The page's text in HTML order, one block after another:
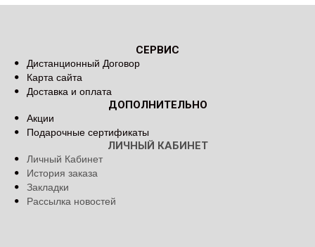
СЕРВИС
Дистанционный Договор
Карта сайта
Доставка и оплата
ДОПОЛНИТЕЛЬНО
Акции
Подарочные сертификаты
ЛИЧНЫЙ КАБИНЕТ
Личный Кабинет
История заказа
Закладки
Рассылка новостей